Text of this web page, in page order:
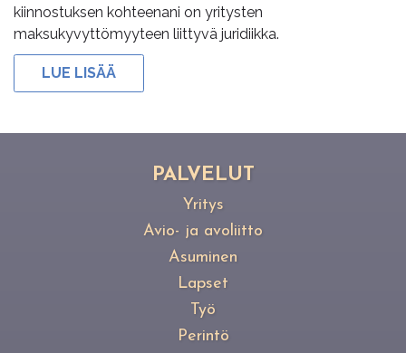
kiinnostuksen kohteenani on yritysten
maksukyvyttömyyteen liittyvä juridiikka.
LUE LISÄÄ
PAL­VE­LUT
Yritys
Avio- ja avoliitto
Asuminen
Lapset
Työ
Perintö